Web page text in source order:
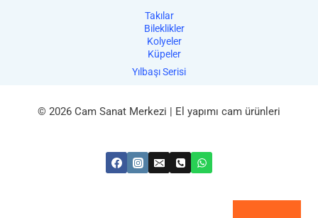
Takılar
Bileklikler
Kolyeler
Küpeler
Yılbaşı Serisi
© 2026 Cam Sanat Merkezi | El yapımı cam ürünleri